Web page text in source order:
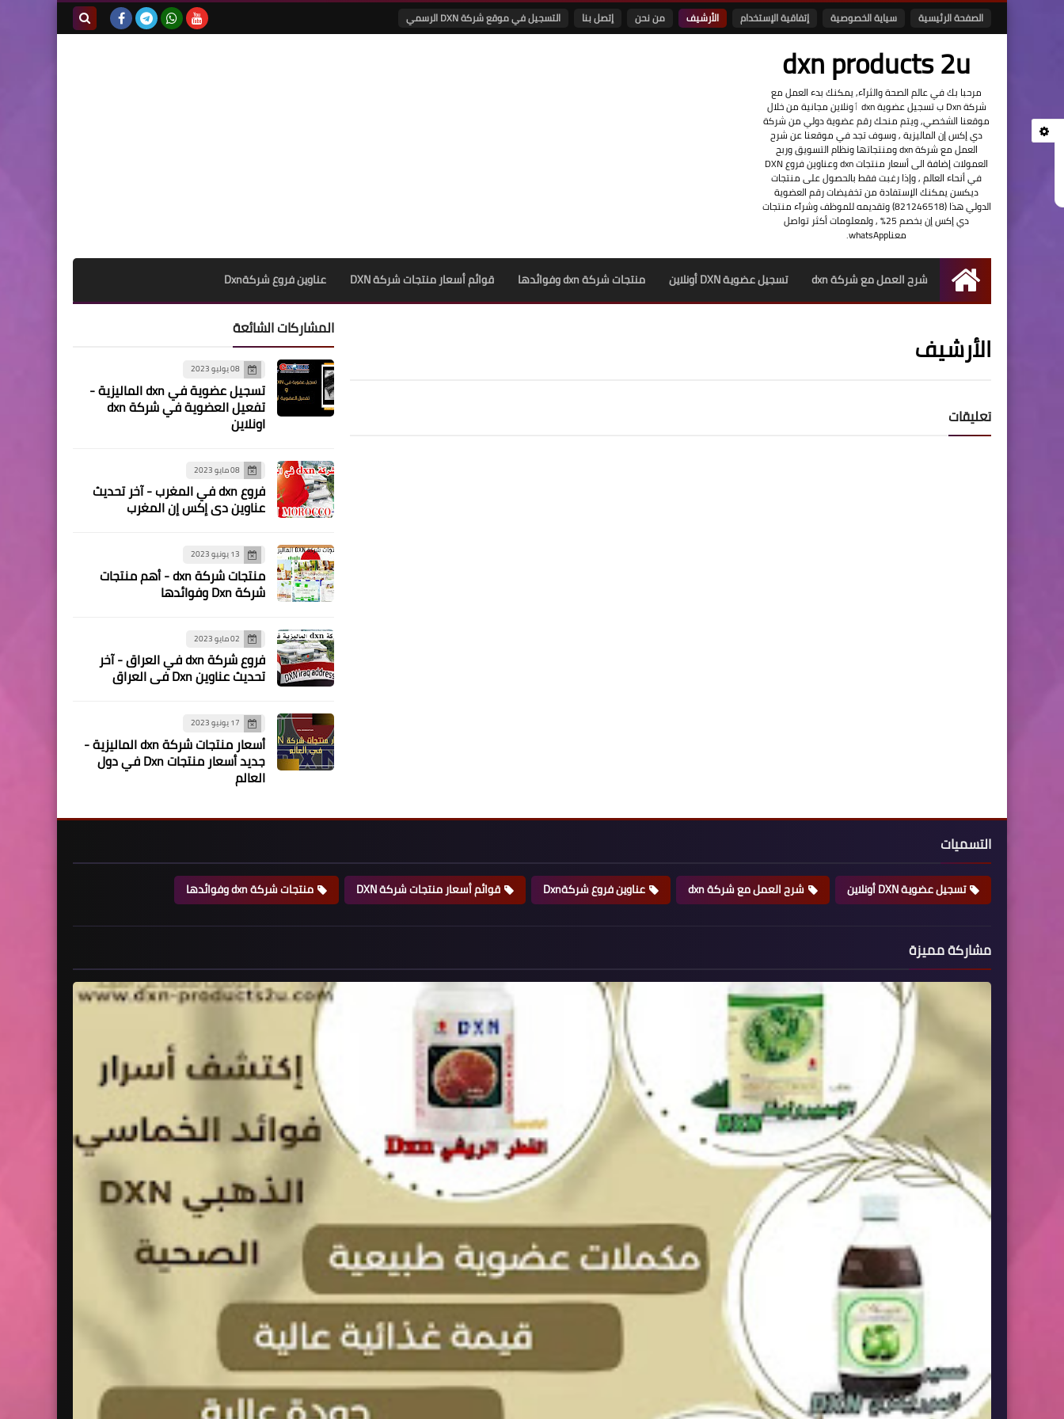
الصفحة الرئيسية سياية الخصوصية إتفاقية الإستخدام الأرشيف من نحن إتصل بنا التسجيل في موقع شركة DXN الرسمي
dxn products 2u
مرحبا بك في عالم الصحة والثرآء, يمكنك بدء العمل مع
شركة Dxn ب تسجيل عضوية dxn ٲونلاين مجانية من خلال
موقعنا الشخصي, ويتم منحك رقم عضوية دولي من شركة
دي إكس إن الماليزية , وسوف تجد في موقعنا عن شرح
العمل مع شركة dxn ومنتجاتها ونظام التسويق وربح
العمولات إضافة الى أسعار منتجات dxn وعناوين فروع DXN
في أنحاء العالم , وإذا رغبت فقط بالحصول على منتجات
ديكسن يمكنك الإستفادة من تخفيضات رقم العضوية
الدولي هذا (821246518) وتقديمه للموظف وشرآء منتجات
دي إكس إن بخصم 25% , ولمعلومات أكثر تواصل
معناwhatsApp.
الرئيسية
شرح العمل مع شركة dxn تسجيل عضوية DXN أونلاين منتجات شركة dxn وفوائدها قوائم أسعار منتجات شركة DXN عناوين فروع شركةDxn
الأرشيف
تعليقات
المشاركات الشائعة
08 يوليو 2023
تسجيل عضوية في dxn الماليزية -
تفعيل العضوية في شركة dxn
اونلاين
08 مايو 2023
فروع dxn في المغرب - آخر تحديث
عناوين دي إكس إن المغرب
13 يونيو 2023
منتجات شركة dxn - أهم منتجات
شركة Dxn وفوائدها
02 مايو 2023
فروع شركة dxn في العراق - آخر
تحديث عناوين Dxn في العراق
17 يونيو 2023
أسعار منتجات شركة dxn الماليزية -
جديد أسعار منتجات Dxn في دول
العالم
التسميات
تسجيل عضوية DXN أونلاين شرح العمل مع شركة dxn عناوين فروع شركةDxn قوائم أسعار منتجات شركة DXN منتجات شركة dxn وفوائدها
مشاركة مميزة